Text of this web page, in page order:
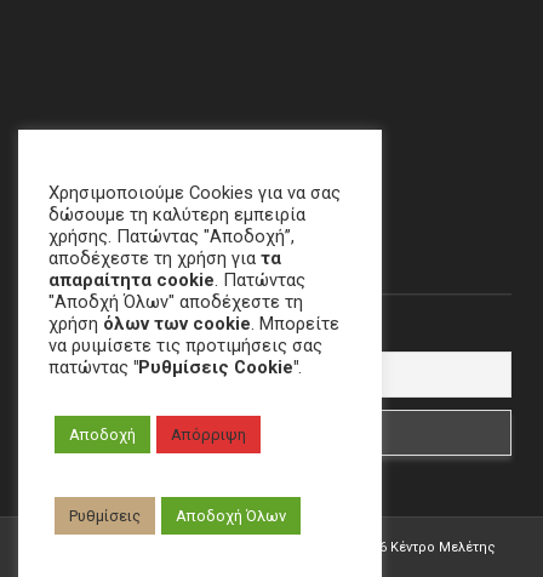
email:crime[at]e-keme[dot]gr
Newsletter
Email
2026 Κέντρο Μελέτης
Χρησιμοποιούμε Cookies για να σας
δώσουμε τη καλύτερη εμπειρία
χρήσης. Πατώντας "Αποδοχή”,
αποδέχεστε τη χρήση για τα
απαραίτητα cookie. Πατώντας
"Αποδχή Όλων" αποδέχεστε τη
χρήση όλων των cookie. Μπορείτε
να ρυιμίσετε τις προτιμήσεις σας
πατώντας "Ρυθμίσεις Cookie".
Αποδοχή Απόρριψη
Ρυθμίσεις Αποδοχή Όλων